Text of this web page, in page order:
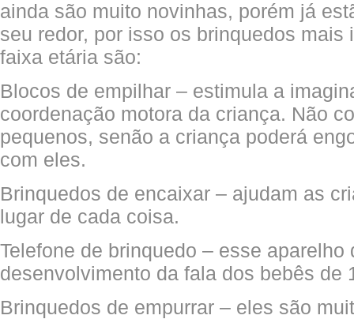
ainda são muito novinhas, porém já
seu redor, por isso os brinquedos mais
faixa etária são:
Blocos de empilhar – estimula a
coordenação motora da criança. Não
pequenos, senão a criança poderá
com eles.
Brinquedos de encaixar – ajudam as
lugar de cada coisa.
Telefone de brinquedo – esse
desenvolvimento da fala dos bebês de
Brinquedos de empurrar – eles são